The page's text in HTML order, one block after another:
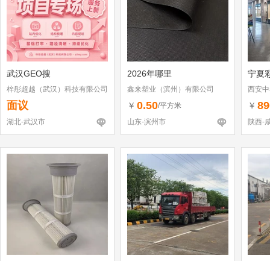
武汉GEO搜
梓彤超越（武汉）科技有限公司
面议
湖北-武汉市
2026年哪里
鑫来塑业（滨州）有限公司
￥ 0.50/平方米
山东-滨州市
宁夏
西安
￥
陕西-